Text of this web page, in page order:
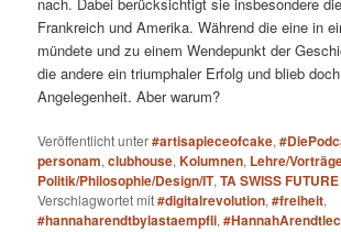
Frankreich und Amerika. Während die eine in
mündete und zu einem Wendepunkt der
die andere ein triumphaler Erfolg und blieb
Angelegenheit. Aber warum?
Veröffentlicht unter#artisapieceofcake,
personam,clubhouse,Kolumnen, Lehre/
Politik/Philosophie/Design/IT,TA SWISS
Verschlagwortet mit#digitalrevolution,#freiheit,
#hannaharendtbylastaempfli,